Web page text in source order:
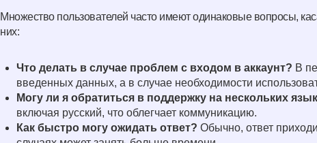
Множество пользователей часто имеют одинаковые вопросы,
них:
Что делать в случае проблем с входом в аккаунт? В
введенных данных, а в случае необходимости
Могу ли я обратиться в поддержку на нескольких
включая русский, что облегчает коммуникацию.
Как быстро могу ожидать ответ? Обычно, ответ